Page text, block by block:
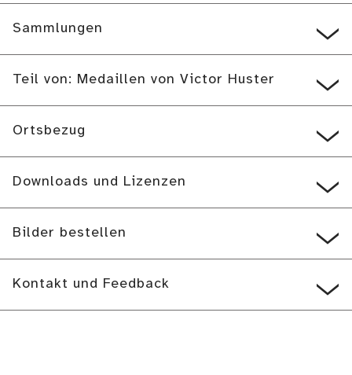
Sammlungen
Teil von: Medaillen von Victor Huster
Ortsbezug
Downloads und Lizenzen
Bilder bestellen
Kontakt und Feedback